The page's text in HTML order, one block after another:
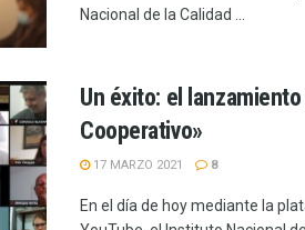
Nacional de la Calidad ...
Un éxito: el
Cooperativo»
17 MARZO 2021 8
En el día de hoy mediante la